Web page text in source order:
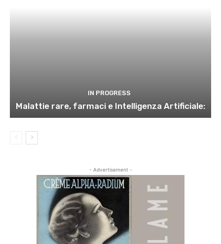
IN PROGRESS
Malattie rare, farmaci e Intelligenza Artificiale:
- Advertisement -